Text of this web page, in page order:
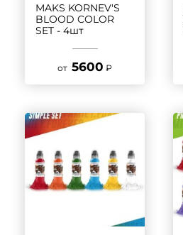
MAKS KORNEV'S
BLOOD COLOR
SET - 4шт
от 5600 ₽